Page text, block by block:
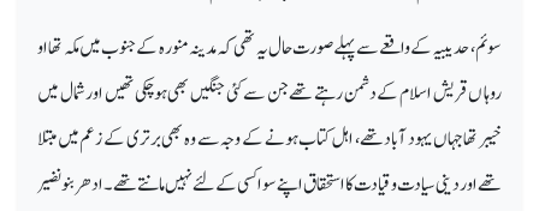
سوئم ، حدیبیہ کے واقعے سے پہلے صورت حال یہ تھی کہ مدینہ منورہ کے جنوب میں مکہ تھا او
روہا ں قریش اسلام کے دشمن رہتے تھے جن سے کئی جنگیں بھی ہوچکی تھیں او رشمال میں
خیبر تھا جہاں یہود آباد تھے، اہل کتاب ہونے کے وجہ سے وہ بھی برتری کے زعم میں مبتلا
تھے اور دینی سیادت و قیادت کا استحقاق اپنے سوا کسی کے لئے نہیں مانتے تھے ۔ ادھر بنو نضیر